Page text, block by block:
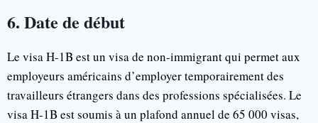
6. Date de début
Le visa H-1B est un visa de non-immigrant qui permet aux
employeurs américains d’employer temporairement des
travailleurs étrangers dans des professions spécialisées. Le
visa H-1B est soumis à un plafond annuel de 65 000 visas,